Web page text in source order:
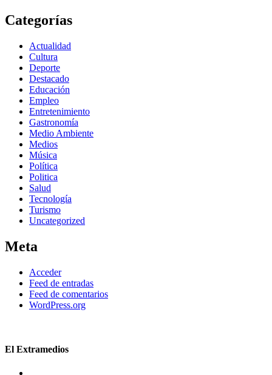
Categorías
Actualidad
Cultura
Deporte
Destacado
Educación
Empleo
Entretenimiento
Gastronomía
Medio Ambiente
Medios
Música
Política
Politica
Salud
Tecnología
Turismo
Uncategorized
Meta
Acceder
Feed de entradas
Feed de comentarios
WordPress.org
El Extramedios